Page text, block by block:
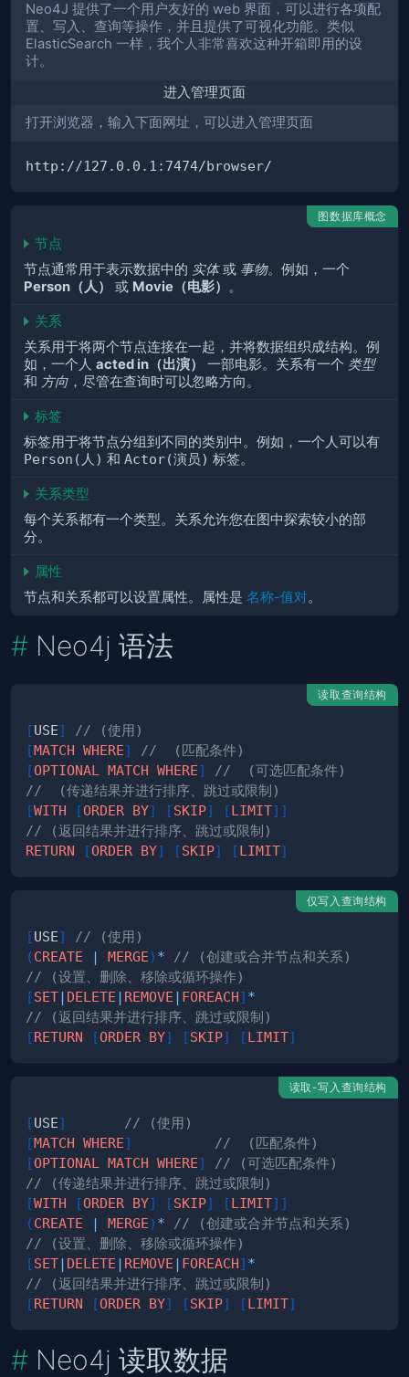
Neo4J 提供了一个用户友好的 web 界面，可以进行各项配
置、写入、查询等操作，并且提供了可视化功能。类似
ElasticSearch 一样，我个人非常喜欢这种开箱即用的设
计。
进入管理页面
打开浏览器，输入下面网址，可以进入管理页面
http : //127.0.0.1 : 7474/browser/
图数据库概念
节点
节点通常用于表示数据中的 实体或 事物。例如，一个
Person（人）
或 Movie（电影） 。
关系
关系用于将两个节点连接在一起，并将数据组织成结构。例
如，一个人 acted in（出演） 一部电影。关系有一个 类型
和 方向 ，尽管在查询时可以忽略方向。
标签
标签用于将节点分组到不同的类别中。例如，一个人可以有
Person(人) 和 Actor(演员) 标签。
关系类型
每个关系都有一个类型。关系允许您在图中探索较小的部
分。
属性
节点和关系都可以设置属性。属性是 名称-值对。
Neo4j 语法
读取查询结构
[USE]
// (使用)
[MATCH WHERE]
//  (匹配条件)
[OPTIONAL MATCH WHERE]
//  (可选匹配条件)
//  (传递结果并进行排序、跳过或限制)
[WITH [ORDER BY] [SKIP] [LIMIT] ]
// (返回结果并进行排序、跳过或限制)
RETURN
[ORDER BY] [SKIP] [LIMIT]
仅写入查询结构
[USE]
// (使用)
(CREATE | MERGE) *
// (创建或合并节点和关系)
// (设置、删除、移除或循环操作)
[SET| DELETE | REMOVE | FOREACH] *
// (返回结果并进行排序、跳过或限制)
[RETURN [ORDER BY] [SKIP] [LIMIT]
读取-写入查询结构
[USE]
// (使用)
[MATCH WHERE]
//  (匹配条件)
[OPTIONAL MATCH WHERE]
// (可选匹配条件)
// (传递结果并进行排序、跳过或限制)
[WITH [ORDER BY] [SKIP] [LIMIT] ]
(CREATE | MERGE) *
// (创建或合并节点和关系)
// (设置、删除、移除或循环操作)
[SET| DELETE | REMOVE | FOREACH] *
// (返回结果并进行排序、跳过或限制)
[RETURN [ORDER BY] [SKIP] [LIMIT]
Neo4j 读取数据